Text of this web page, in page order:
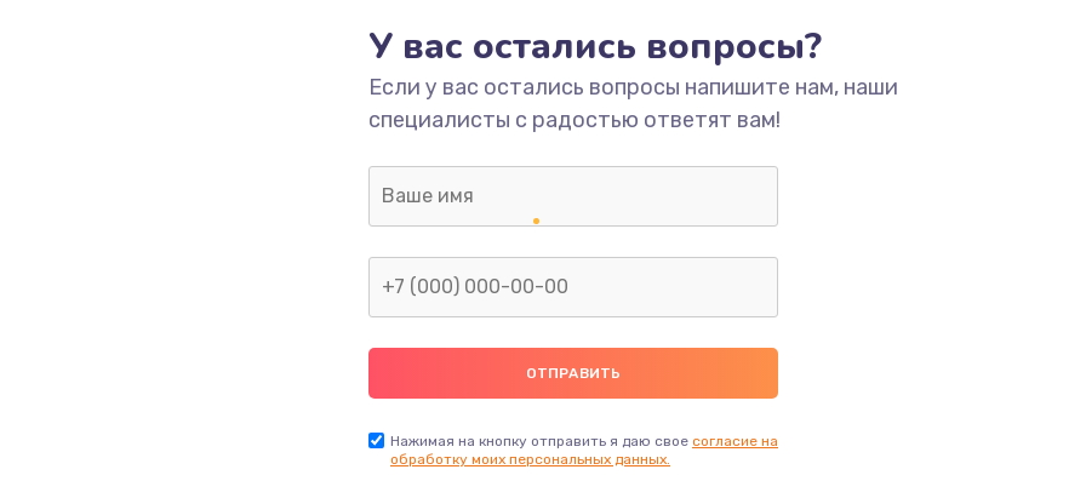
Заказать
Заказать
У вас остались вопросы?
Если у вас остались вопросы напишите нам, наши
специалисты с радостью ответят вам!
Нажимая на кнопку отправить я даю свое согласие на
обработку моих персональных данных.